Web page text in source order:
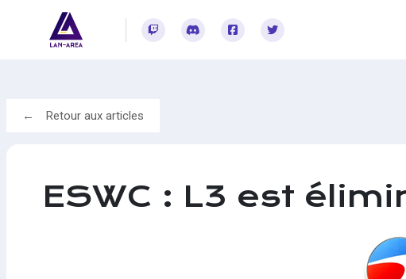
Rejoignez-vous sur Twitch
Rejoignez-vous sur Discord
Rejoignez-vous sur Facebook
Rejoignez-vous sur Twitter
Retour aux articles
ESWC : L3 est